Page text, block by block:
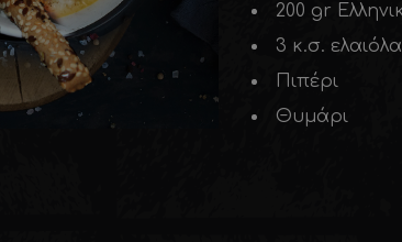
200 gr
3 κ.σ.
Πιπέρι
Θυμάρι